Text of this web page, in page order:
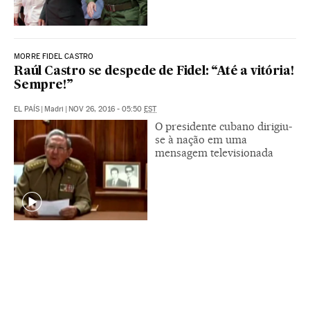
MORRE FIDEL CASTRO
Raúl Castro se despede de Fidel: “Até a vitória!
Sempre!”
EL PAÍS | Madri | NOV 26, 2016 - 05:50 EST
O presidente cubano dirigiu-
se à nação em uma
mensagem televisionada